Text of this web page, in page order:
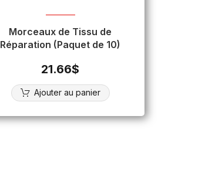
Morceaux de Tissu de
Réparation (Paquet de 10)
21.66$
Ajouter au panier